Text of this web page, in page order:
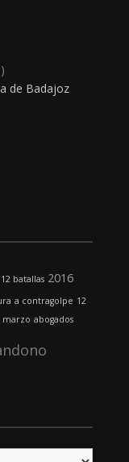
de Badajoz
batallas 2016
a contragolpe 12
marzo abogados